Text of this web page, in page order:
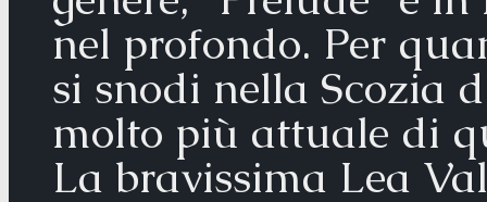
nel profondo. Per
si snodi nella Scozia
molto più attuale di
La bravissima Lea